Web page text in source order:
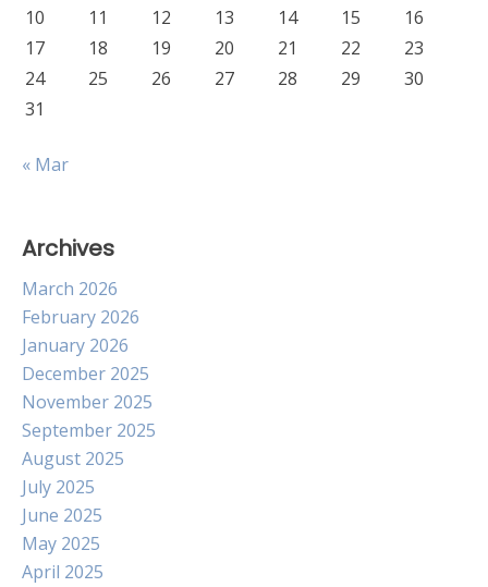
10
11 12 13 14 15
16
17
18 19 20 21 22
23
24
25 26 27 28 29
30
31
« Mar
Archives
March 2026
February 2026
January 2026
December 2025
November 2025
September 2025
August 2025
July 2025
June 2025
May 2025
April 2025